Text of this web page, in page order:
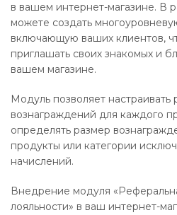
в вашем интернет-магазине. В
можете создать
включающую ваших клиентов,
приглашать своих знакомых и
вашем магазине.
Модуль позволяет настраивать
вознаграждений для каждого
определять размер
продукты или категории
начислений.
Внедрение модуля
лояльности» в ваш интернет-